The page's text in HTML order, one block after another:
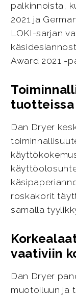
palkinnoista,
2021 ja
LOKI-sarjan
Award 2021 -
tuotteissa
Dan Dryer
roskakorit
samalla
vaativiin
Dan Dryer
muotoiluun ja